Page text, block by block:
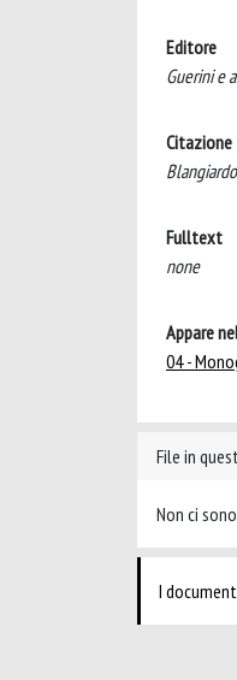
Editore
Guerini e
Citazione
Fulltext
none
Appare
04 -
File in
Non ci
I